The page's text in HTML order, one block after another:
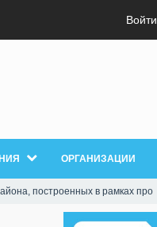
Войти
ОРГАНИЗАЦИИ
построенных в рамках про